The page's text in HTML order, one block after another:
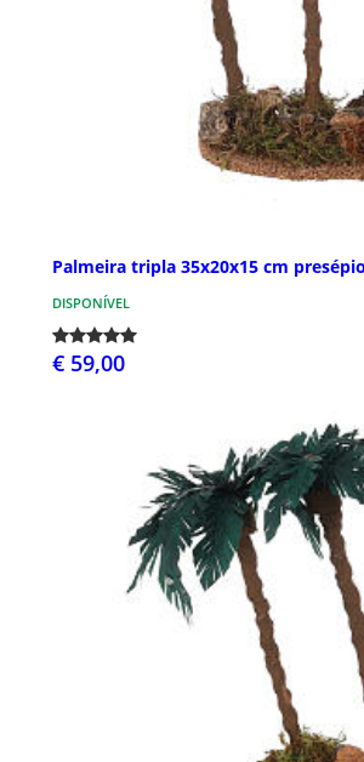
Palmeira tripla 35x20x15 cm
DISPONÍVEL
€ 59,00